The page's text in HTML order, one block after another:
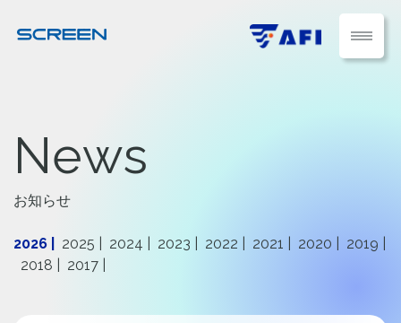
News
お知らせ
2026 2025 2024 2023 2022 2021 2020
2019
2018
2017